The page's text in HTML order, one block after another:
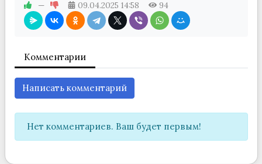
— 09.04.2025 14:58 94
Комментарии
Написать комментарий
Нет комментариев. Ваш будет первым!